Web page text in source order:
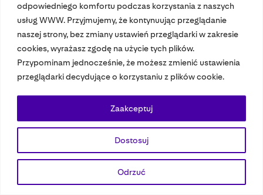
odpowiedniego komfortu podczas korzystania z naszych
usług WWW. Przyjmujemy, że kontynuując przeglądanie
naszej strony, bez zmiany ustawień przeglądarki w zakresie
cookies, wyrażasz zgodę na użycie tych plików.
Przypominam jednocześnie, że możesz zmienić ustawienia
przeglądarki decydujące o korzystaniu z plików cookie.
Dostosuj
Odrzuć
Zaakceptuj
© 2023 Bauer Media Group, All Rights Reserved.
Polityka prywatności
Dane osobowe Wydawca EMFA